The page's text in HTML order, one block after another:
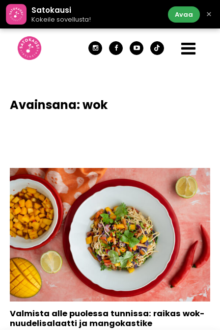
Satokausi
Kokeile sovellusta!
Avaa ×
Avainsana:wok
Valmista alle puolessa tunnissa: raikas wok-
nuudelisalaatti ja mangokastike